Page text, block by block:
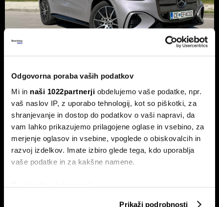
Odgovorna poraba vaših podatkov
Mi in naši 1022partnerji obdelujemo vaše podatke, npr.
vaš naslov IP, z uporabo tehnologij, kot so piškotki, za
shranjevanje in dostop do podatkov o vaši napravi, da
vam lahko prikazujemo prilagojene oglase in vsebino, za
merjenje oglasov in vsebine, vpoglede o obiskovalcih in
razvoj izdelkov. Imate izbiro glede tega, kdo uporablja
vaše podatke in za kakšne namene.
Če dovolite, želimo tudi:
Zbirati informacije o vaši geografski lokaciji, ki so
Prikaži podrobnosti
Novi mercedes-benz GLC: Tvegana
elektrifikacija luksuza ali genialni
preboj?
Petična znamka iz Stuttgarta z elektrificirano uspešnico
napoveduje oster obrat v smeri pogonske alternative.